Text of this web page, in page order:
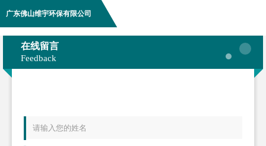
广东佛山维宇环保有限公司
在线留言
Feedback